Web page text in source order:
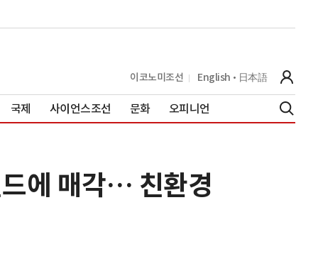
이코노미조선 English 日本語
국제 사이언스조선 문화 오피니언
에 매각… 친환경